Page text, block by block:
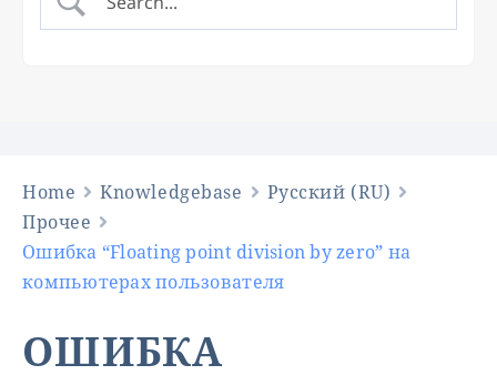
Home Knowledgebase
Русский (RU)
Прочее
Ошибка “Floating point division by zero” на
компьютерах пользователя
ОШИБКА